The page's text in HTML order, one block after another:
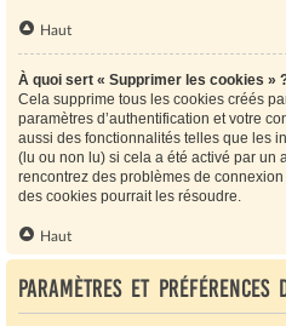
Haut
À quoi sert « Supprimer les cookies »
Cela supprime tous les cookies créés
paramètres d’authentification et votre
aussi des fonctionnalités telles que les
(lu ou non lu) si cela a été activé par un
rencontrez des problèmes de
des cookies pourrait les résoudre.
Haut
Paramètres et préférences